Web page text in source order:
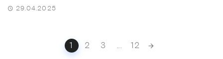
29.04.2025
1 2 3 ... 12